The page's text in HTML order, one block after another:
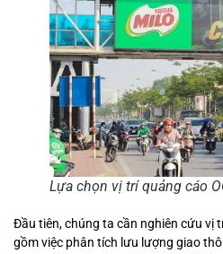
Lựa chọn vị trí quảng cáo
Đầu tiên, chúng ta cần nghiên cứu vị
gồm việc phân tích lưu lượng giao